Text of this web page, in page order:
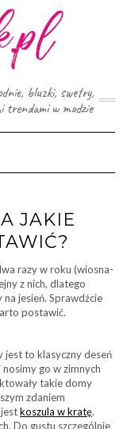
bluzki, swetry,
w modzie
JAKIE
razy w roku (wiosna-
z nich, dlatego
jesień. Sprawdźcie
postawić.
jest to klasyczny deseń
go w zimnych
takie domy
zdaniem
koszula w kratę.
Do gustu szczególnie